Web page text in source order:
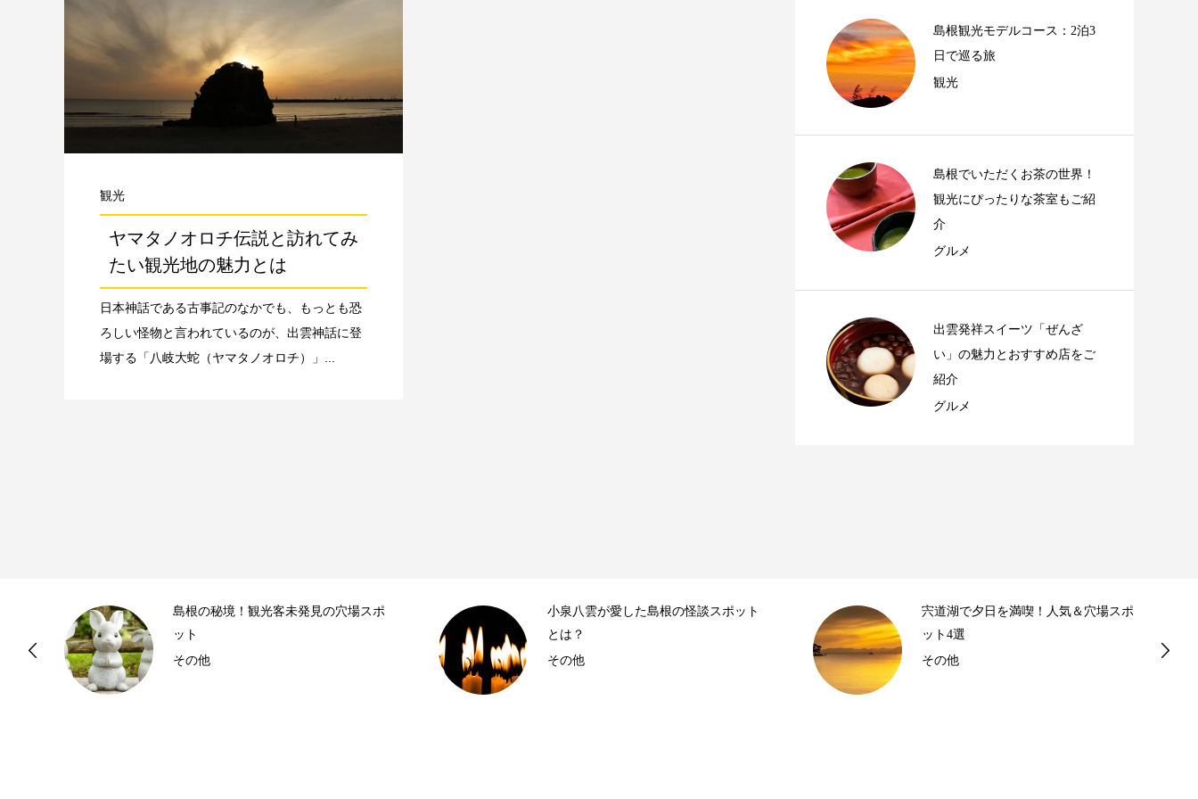
観光
ヤマタノオロチ伝説と訪れてみ
たい観光地の魅力とは
日本神話である古事記のなかでも、もっとも恐
ろしい怪物と言われているのが、出雲神話に登
場する「八岐大蛇（ヤマタノオロチ）」...
島根観光モデルコース：2泊3
日で巡る旅
観光
島根でいただくお茶の世界！
観光にぴったりな茶室もご紹
介
グルメ
出雲発祥スイーツ「ぜんざ
い」の魅力とおすすめ店をご
紹介
グルメ
島根の秘境！観光客未発見の穴場スポ
ット
その他
小泉八雲が愛した島根の怪談スポット
とは？
その他
宍道湖で夕日を満喫！人気＆穴場スポ
ット4選
その他